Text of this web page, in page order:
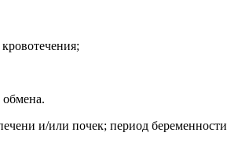
и/или почек; период